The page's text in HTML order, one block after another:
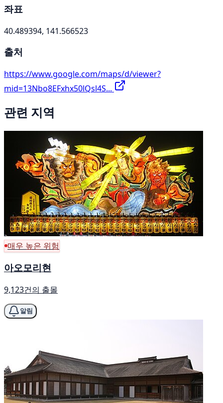
좌표
40.489394, 141.566523
출처
https://www.google.com/maps/d/viewer?
mid=13Nbo8EFxhx50lQsl4S...
관련 지역
매우 높은 위험
아오모리현
9,123건의 출몰
알림